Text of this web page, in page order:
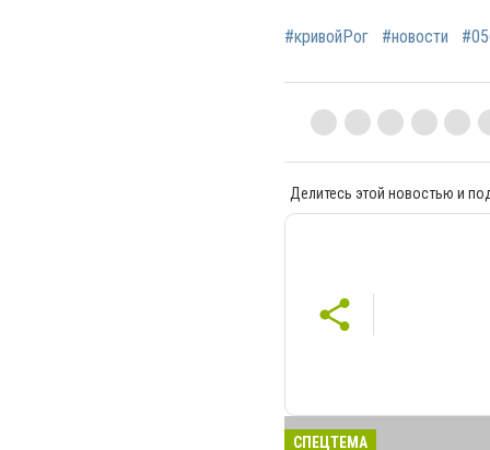
#кривойРог #новости
Делитесь этой новостью и
СПЕЦТЕМА